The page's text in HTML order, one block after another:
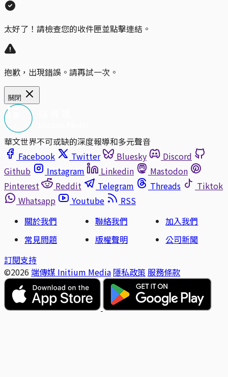
太好了！請檢查您的收件匣並點擊連結。
抱歉，出現錯誤。請再試一次。
關閉
華文世界不可或缺的深度報導和多元聲音
Facebook
Twitter Bluesky
Discord
Github
Instagram Linkedin
Mastodon
Pinterest
Reddit Telegram Threads
Tiktok
Whatsapp
Youtube
RSS
關於我們
聯絡我們
加入我們
常見問題
版權聲明
公司新聞
訂閱支持
©2026 端傳媒 Initium Media 隱私政策 服務條款